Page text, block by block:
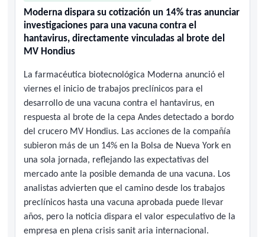
Moderna dispara su cotización un 14% tras anunciar
investigaciones para una vacuna contra el
hantavirus, directamente vinculadas al brote del
MV Hondius
La farmacéutica biotecnológica Moderna anunció el
viernes el inicio de trabajos preclínicos para el
desarrollo de una vacuna contra el hantavirus, en
respuesta al brote de la cepa Andes detectado a bordo
del crucero MV Hondius. Las acciones de la compañía
subieron más de un 14% en la Bolsa de Nueva York en
una sola jornada, reflejando las expectativas del
mercado ante la posible demanda de una vacuna. Los
analistas advierten que el camino desde los trabajos
preclínicos hasta una vacuna aprobada puede llevar
años, pero la noticia dispara el valor especulativo de la
empresa en plena crisis sanit aria internacional.